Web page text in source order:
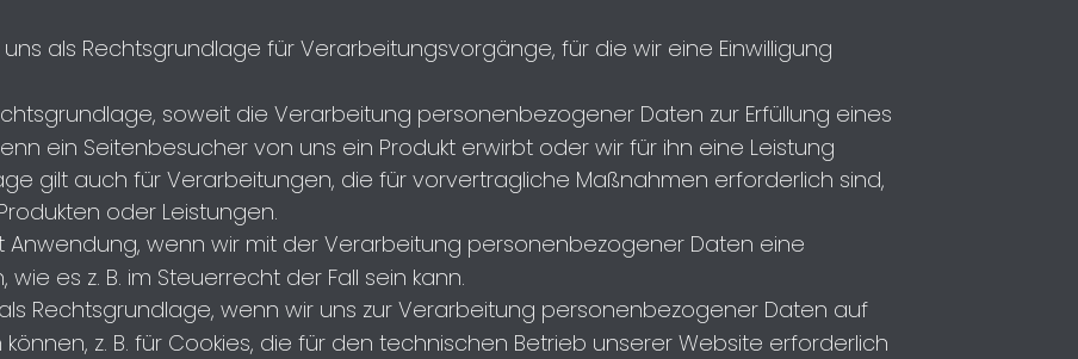
uns als Rechtsgrundlage für Verarbeitungsvorgänge, für die wir eine Einwilligung
Rechtsgrundlage, soweit die Verarbeitung personenbezogener Daten zur Erfüllung eines
ein Seitenbesucher von uns ein Produkt erwirbt oder wir für ihn eine Leistung
gilt auch für Verarbeitungen, die für vorvertragliche Maßnahmen erforderlich sind,
oder Leistungen.
Anwendung, wenn wir mit der Verarbeitung personenbezogener Daten eine
es z. B. im Steuerrecht der Fall sein kann.
als Rechtsgrundlage, wenn wir uns zur Verarbeitung personenbezogener Daten auf
z. B. für Cookies, die für den technischen Betrieb unserer Website erforderlich